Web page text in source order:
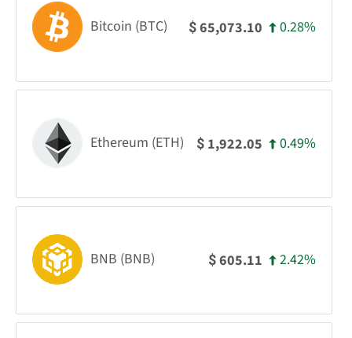
Bitcoin (BTC) $65,073.10 0.28%
Ethereum (ETH) $ 1,922.05 0.49%
BNB (BNB) $605.11 2.42%